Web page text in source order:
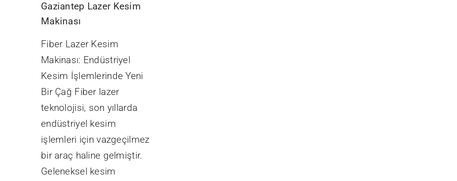
Gaziantep Lazer Kesim
Makinası
Fiber Lazer Kesim
Makinası: Endüstriyel
Kesim İşlemlerinde Yeni
Bir Çağ Fiber lazer
teknolojisi, son yıllarda
endüstriyel kesim
işlemleri için vazgeçilmez
bir araç haline gelmiştir.
Geleneksel kesim